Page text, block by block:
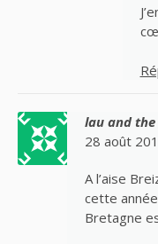
lau and
28 août
A l’aise
cette
Bretagne